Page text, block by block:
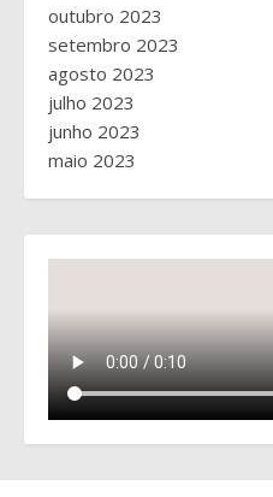
outubro 2023
setembro 2023
agosto 2023
julho 2023
junho 2023
maio 2023